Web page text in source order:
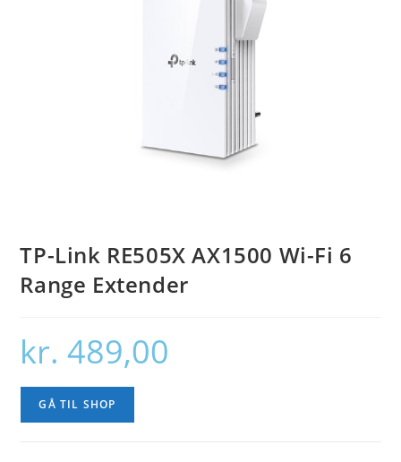
TP-Link RE505X AX1500 Wi-Fi 6
Range Extender
kr. 489,00
GÅ TIL SHOP